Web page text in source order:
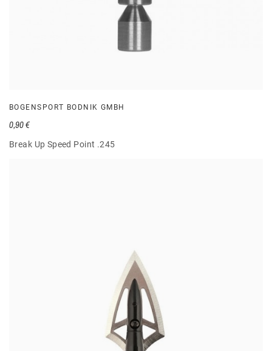
BOGENSPORT BODNIK GMBH
Break Up Speed Point .245
0,90 €